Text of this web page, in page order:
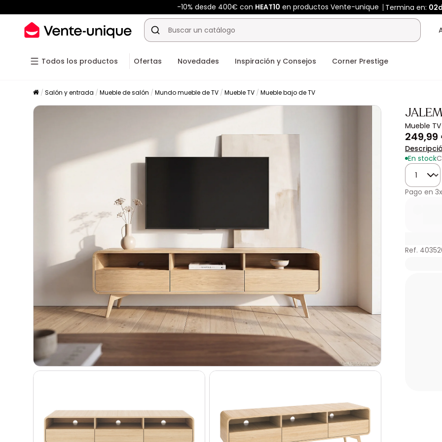
-10% desde 400€ con HEAT10 en productos Vente-unique Termina en:
Todos los productos Ofertas Novedades Inspiración y Consejos Corner Prestige
Salón y entrada Mueble de salón Mundo mueble de TV Mueble TV Mueble bajo de TV
Mueble
En stock
Cantidad
Pago en 3x
Ref.